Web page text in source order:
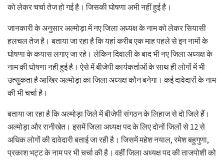
को लेकर चर्चा तेज हो गई है। जिसकी घोषणा अभी नहीं हुई है।
जानकारी के अनुसार अल्मोड़ा में नए जिला अध्यक्ष के नाम को लेकर सियासी
हलचल तेज है। बताया जा रहा है कि यहां करीब एक माह पहले से इन नामों के
घोषणा के कयास लगाए जा रहे। लेकिन दिवाली के बाद भी नए जिला अध्यक्ष के
नाम की घोषणा नही हुई है। ऐसे में बीजेपी कार्यकर्ताओं के साथ ही लोगों में भी
उत्सुकता है आखिर अल्मोड़ा का जिला अध्यक्ष कौन बनेगा। कई दावेदारों के नाम
की भी चर्चा है।
बताया जा रहा है कि अल्मोड़ा जिले में बीजेपी संगठन के लिहाज से दो जिले हैं।
अल्मोड़ा और रानीखेत। इसमें जिला अध्यक्ष पद के लिए दोनों जिलों से 12 से
अधिक लोगों की दावेदारी बताई जा रही है। जिसमें महेश नयाल, रमेश बहुगुणा,
प्रकाश भट्ट के नाम पर भी चर्चा की है। वहीं जिला अध्यक्ष पद की ताजपोशी को